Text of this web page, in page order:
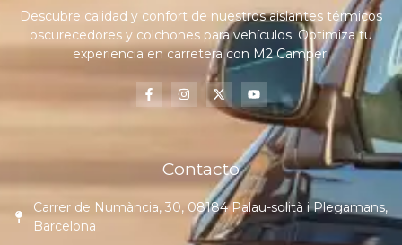
Descubre calidad y confort de nuestros aislantes térmicos
oscurecedores y colchones para vehículos. Optimiza tu
experiencia en carretera con M2 Camper.
Contacto
Carrer de Numància, 30, 08184 Palau-solità i Plegamans,
Barcelona